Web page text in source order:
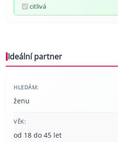
citlivá
Ideální partner
HLEDÁM:
ženu
VĚK:
od 18 do 45 let